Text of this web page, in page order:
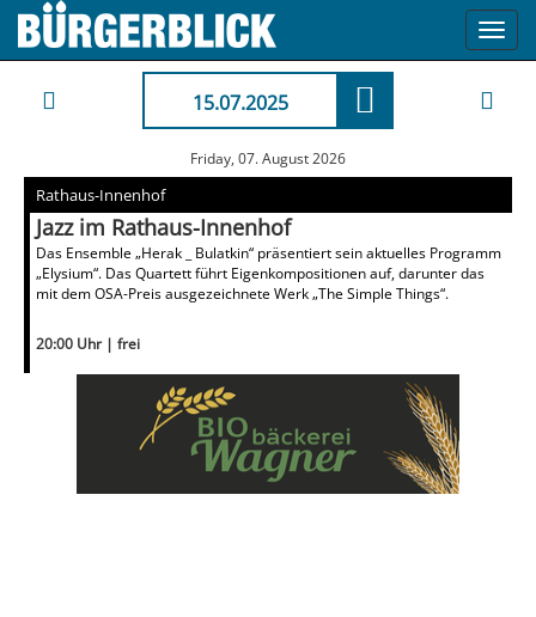
15.07.2025
Friday, 07. August 2026
Rathaus-Innenhof
Jazz im Rathaus-Innenhof
Das Ensemble „Herak _ Bulatkin“ präsentiert sein aktuelles Programm
„Elysium“. Das Quartett führt Eigenkompositionen auf, darunter das
mit dem OSA-Preis ausgezeichnete Werk „The Simple Things“.
20:00 Uhr | frei